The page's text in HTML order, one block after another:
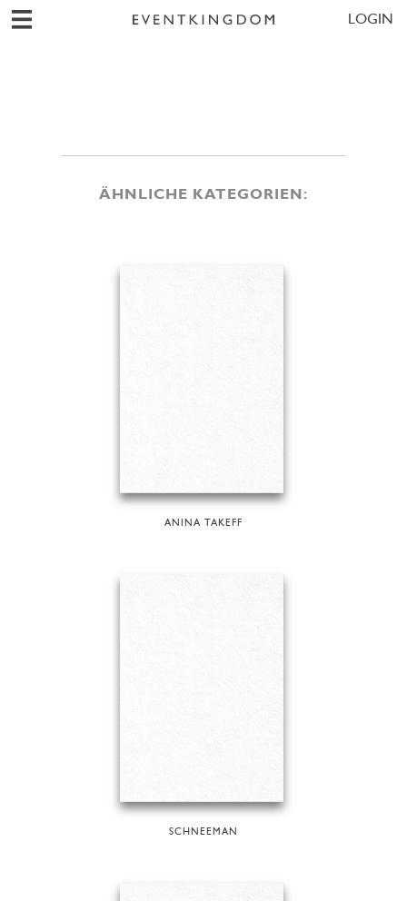
LOGIN
ÄHNLICHE KATEGORIEN:
ANINA TAKEFF
SCHNEEMAN